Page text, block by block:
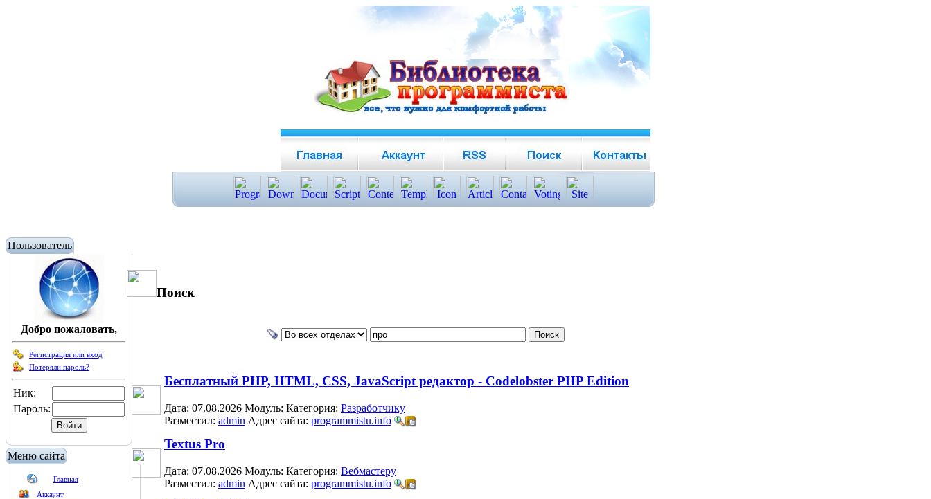
Пользователь
Добро пожаловать,
Регистрация или вход
Потеряли пароль?
Ник:
Пароль:
Меню сайта
Главная
Аккаунт
Поиск
Бесплатный PHP, HTML, CSS, JavaScript редактор - Codelobster PHP Edition
Дата: 07.08.2026 Модуль: Категория: Разработчику
Разместил: admin Адрес сайта: programmistu.info
Textus Pro
Дата: 07.08.2026 Модуль: Категория: Вебмастеру
Разместил: admin Адрес сайта: programmistu.info